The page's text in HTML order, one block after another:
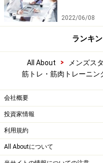
2022/06/08
ランキ
All About > メンズス
筋トレ・筋肉トレーニン
会社概要
投資家情報
利用規約
All Aboutについて